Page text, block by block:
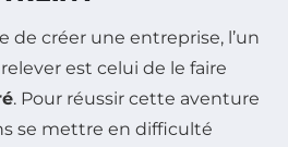
de créer une entreprise, l’un
est celui de le faire
. Pour réussir cette aventure
se mettre en difficulté